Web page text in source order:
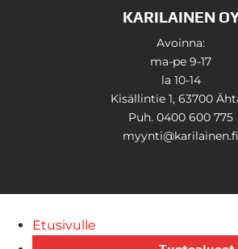
KARILAINEN
Avoinna:
ma-pe 9-17
la 10-14
Kisällintie 1, 63700
Puh. 0400 600 775
myynti@karilainen.fi
Etusivulle